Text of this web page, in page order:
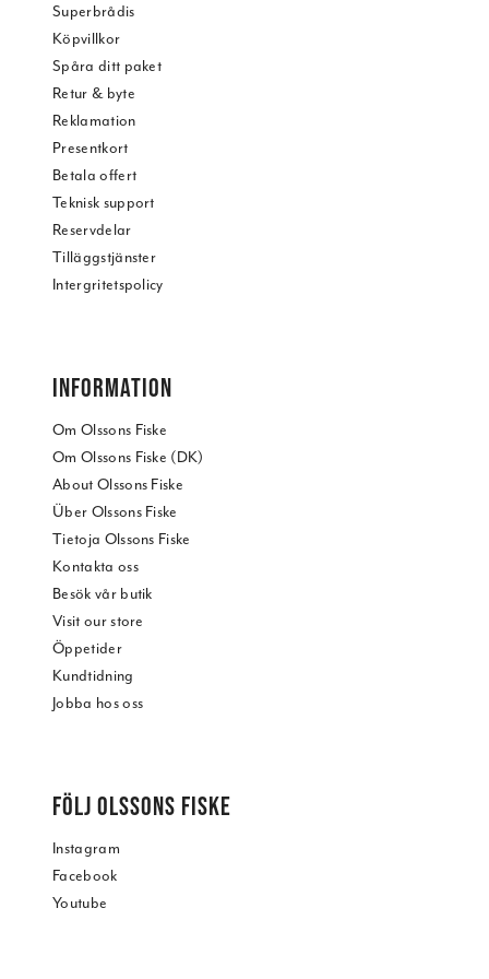
Superbrådis
Köpvillkor
Spåra ditt paket
Retur & byte
Reklamation
Presentkort
Betala offert
Teknisk support
Reservdelar
Tilläggstjänster
Intergritetspolicy
INFORMATION
Om Olssons Fiske
Om Olssons Fiske (DK)
About Olssons Fiske
Über Olssons Fiske
Tietoja Olssons Fiske
Kontakta oss
Besök vår butik
Visit our store
Öppetider
Kundtidning
Jobba hos oss
FÖLJ OLSSONS FISKE
Instagram
Facebook
Youtube